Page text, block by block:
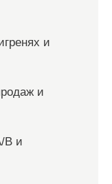
и
и
B и